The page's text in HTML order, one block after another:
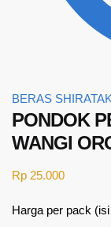
BERAS
PONDOK
WANGI
Rp 25.000
Harga per pack